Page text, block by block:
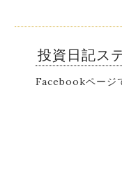
投資日記ス
Facebookページ